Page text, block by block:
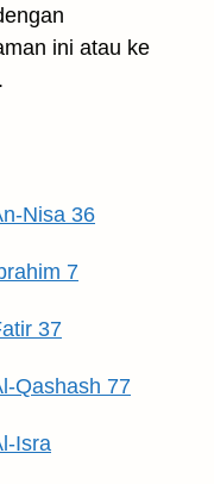
ini atau ke
Nisa 36
7
37
Qashash 77
Isra